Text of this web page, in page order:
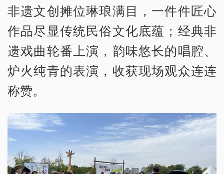
非遗文创摊位琳琅满目，一件件匠心
作品尽显传统民俗文化底蕴；经典非
遗戏曲轮番上演，韵味悠长的唱腔、
炉火纯青的表演，收获现场观众连连
称赞。